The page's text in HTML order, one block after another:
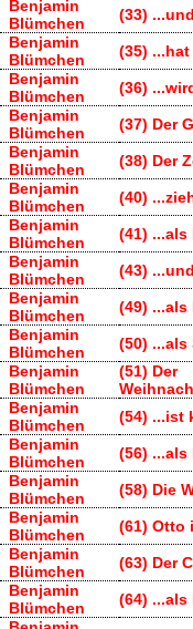
Benjamin
Blümchen
(33)
Benjamin
Blümchen
(35)
Benjamin
Blümchen
(36)
Benjamin
Blümchen
(37) Der
Benjamin
Blümchen
(38) Der
Benjamin
Blümchen
(40)
Benjamin
Blümchen
(41) ...als
Benjamin
Blümchen
(43)
Benjamin
Blümchen
(49) ...als
Benjamin
Blümchen
(50) ...als
Benjamin
Blümchen
(51) Der
Benjamin
Blümchen
(54) ...ist
Benjamin
Blümchen
(56) ...als
Benjamin
Blümchen
(58) Die
Benjamin
Blümchen
(61) Otto
Benjamin
Blümchen
(63) Der
Benjamin
Blümchen
(64) ...als